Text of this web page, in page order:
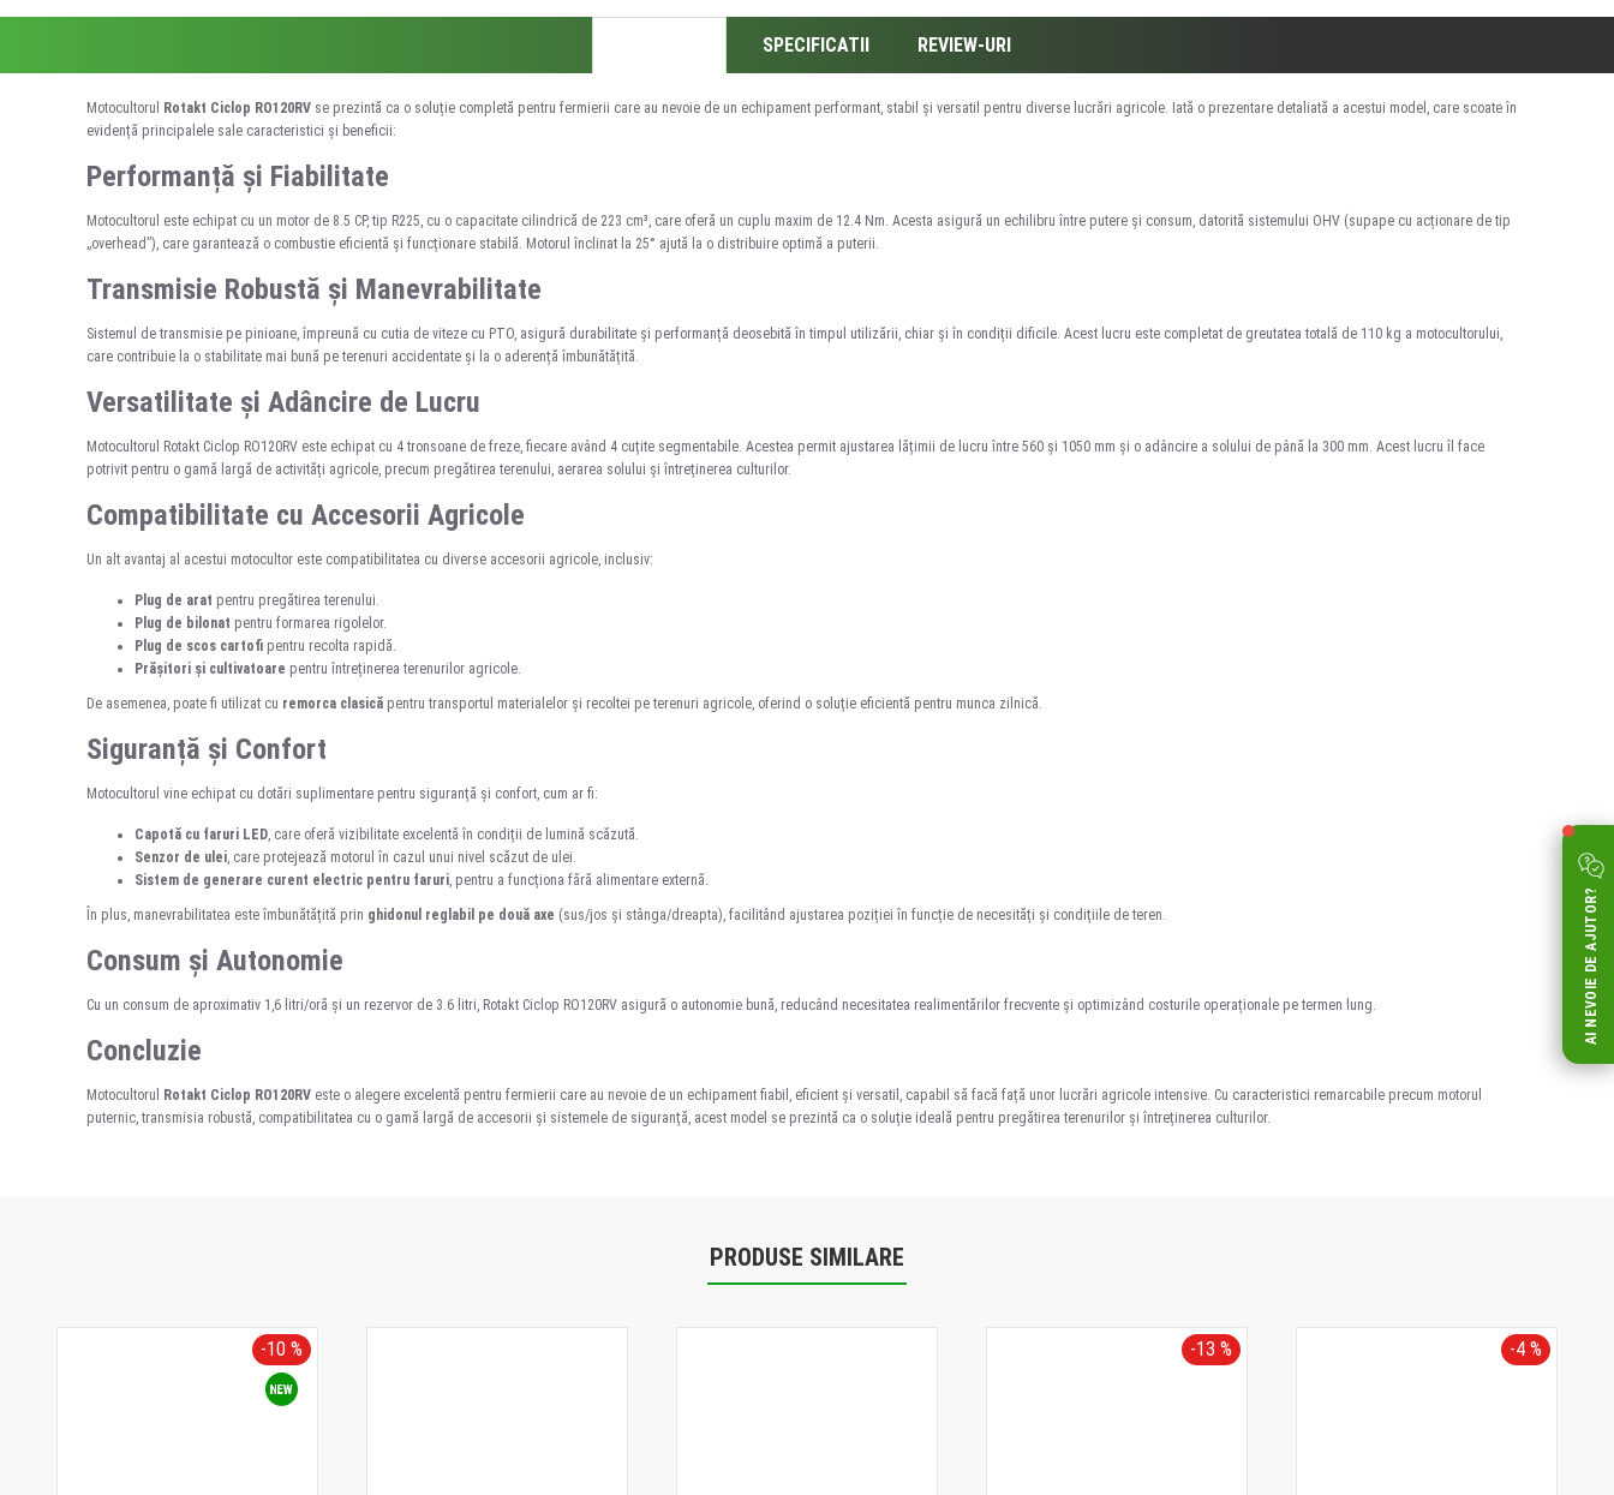
SPECIFICATII REVIEW-URI
Motocultorul Rotakt Ciclop RO120RV se prezintă ca o soluție completă pentru fermierii care au nevoie de un echipament performant, stabil și versatil pentru diverse lucrări agricole. Iată o prezentare detaliată a acestui model, care scoate în
evidență principalele sale caracteristici și beneficii:
Performanță și Fiabilitate
Motocultorul este echipat cu un motor de 8.5 CP, tip R225, cu o capacitate cilindrică de 223 cm³, care oferă un cuplu maxim de 12.4 Nm. Acesta asigură un echilibru între putere și consum, datorită sistemului OHV (supape cu acționare de tip
„overhead”), care garantează o combustie eficientă și funcționare stabilă. Motorul înclinat la 25° ajută la o distribuire optimă a puterii.
Transmisie Robustă și Manevrabilitate
Sistemul de transmisie pe pinioane, împreună cu cutia de viteze cu PTO, asigură durabilitate și performanță deosebită în timpul utilizării, chiar și în condiții dificile. Acest lucru este completat de greutatea totală de 110 kg a motocultorului,
care contribuie la o stabilitate mai bună pe terenuri accidentate și la o aderență îmbunătățită.
Versatilitate și Adâncire de Lucru
Motocultorul Rotakt Ciclop RO120RV este echipat cu 4 tronsoane de freze, fiecare având 4 cuțite segmentabile. Acestea permit ajustarea lățimii de lucru între 560 și 1050 mm și o adâncire a solului de până la 300 mm. Acest lucru îl face
potrivit pentru o gamă largă de activități agricole, precum pregătirea terenului, aerarea solului și întreținerea culturilor.
Compatibilitate cu Accesorii Agricole
Un alt avantaj al acestui motocultor este compatibilitatea cu diverse accesorii agricole, inclusiv:
Plug de arat pentru pregătirea terenului.
Plug de bilonat pentru formarea rigolelor.
Plug de scos cartofi pentru recolta rapidă.
Prășitori și cultivatoare pentru întreținerea terenurilor agricole.
De asemenea, poate fi utilizat cu remorca clasică pentru transportul materialelor și recoltei pe terenuri agricole, oferind o soluție eficientă pentru munca zilnică.
Siguranță și Confort
Motocultorul vine echipat cu dotări suplimentare pentru siguranță și confort, cum ar fi:
Capotă cu faruri LED, care oferă vizibilitate excelentă în condiții de lumină scăzută.
Senzor de ulei, care protejează motorul în cazul unui nivel scăzut de ulei.
Sistem de generare curent electric pentru faruri, pentru a funcționa fără alimentare externă.
În plus, manevrabilitatea este îmbunătățită prin ghidonul reglabil pe două axe (sus/jos și stânga/dreapta), facilitând ajustarea poziției în funcție de necesități și condițiile de teren.
Consum și Autonomie
Cu un consum de aproximativ 1,6 litri/oră și un rezervor de 3.6 litri, Rotakt Ciclop RO120RV asigură o autonomie bună, reducând necesitatea realimentărilor frecvente și optimizând costurile operaționale pe termen lung.
Concluzie
Motocultorul Rotakt Ciclop RO120RV este o alegere excelentă pentru fermierii care au nevoie de un echipament fiabil, eficient și versatil, capabil să facă față unor lucrări agricole intensive. Cu caracteristici remarcabile precum motorul
puternic, transmisia robustă, compatibilitatea cu o gamă largă de accesorii și sistemele de siguranță, acest model se prezintă ca o soluție ideală pentru pregătirea terenurilor și întreținerea culturilor.
PRODUSE SIMILARE
-10 % -13 % -4 %
AI NEVOIE DE AJUTOR?